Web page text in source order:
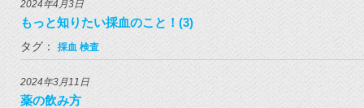
2024年4月3日
もっと知りたい採血のこと！(3)
タグ： 採血 検査
2024年3月11日
薬の飲み方